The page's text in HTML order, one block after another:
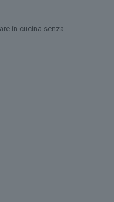
in cucina senza